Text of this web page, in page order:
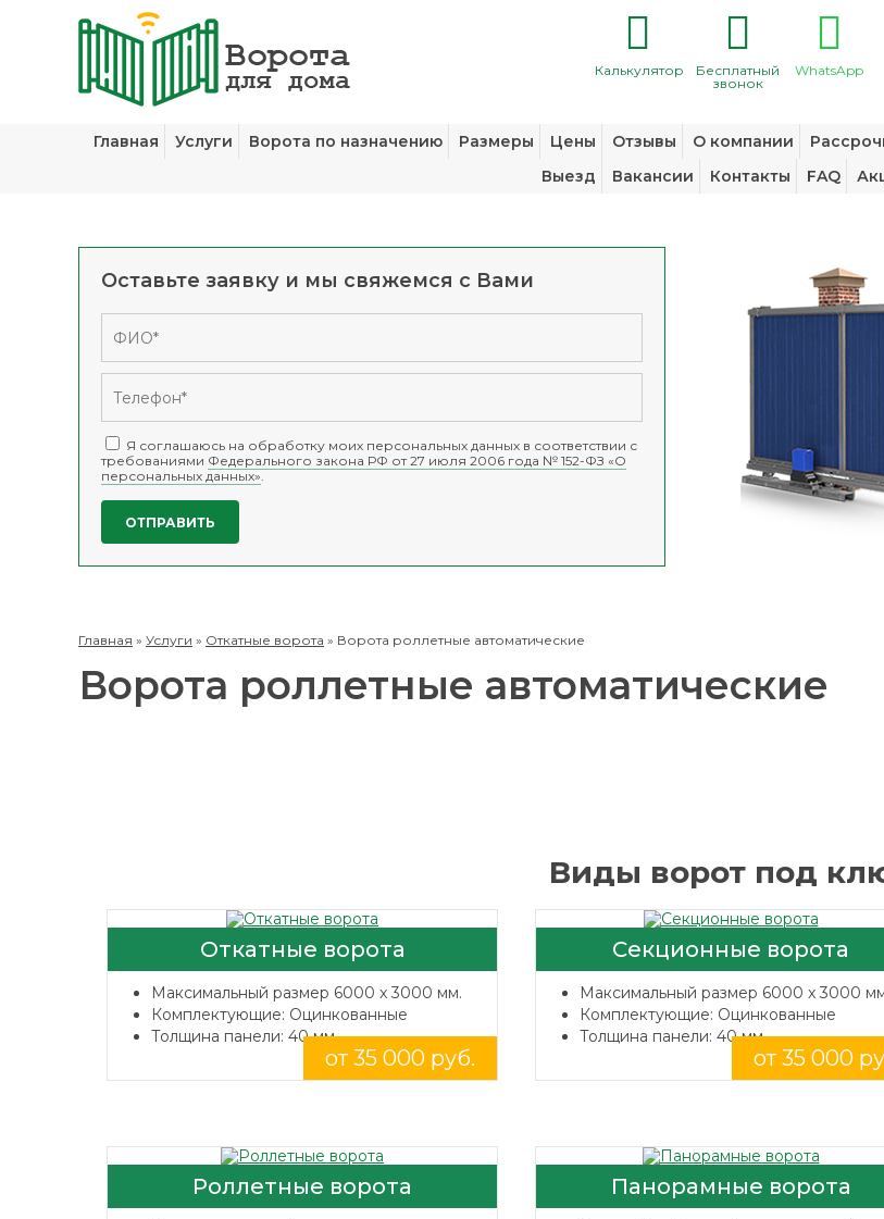
Калькулятор
Бесплатный
звонок
WhatsApp
Главная Услуги Ворота по назначению Размеры Цены Отзывы О компании
Выезд
Вакансии Контакты FAQ
Оставьте заявку и мы свяжемся с Вами
Я соглашаюсь на обработку моих персональных данных в соответствии с
требованиями Федерального закона РФ от 27 июля 2006 года № 152-ФЗ «О
персональных данных».
Главная » Услуги » Откатные ворота » Ворота роллетные автоматические
Ворота роллетные автоматические
Виды ворот под
Откатные ворота
Максимальный размер 6000 x 3000 мм.
Комплектующие: Оцинкованные
Толщина панели: 40 мм.
от 35 000 руб.
Секционные ворота
Максимальный размер 6000 x 3000
Комплектующие: Оцинкованные
Толщина панели: 40 мм.
от 35 000
Роллетные ворота Панорамные ворота